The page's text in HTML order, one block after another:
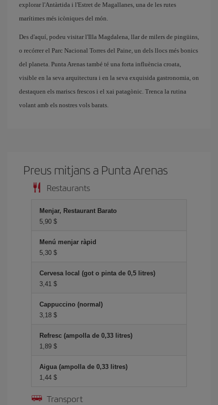
explorar l'Antàrtida i l'Estret de Magallanes, una de les rutes
marítimes més icòniques del món.
Des d'aquí, podeu visitar l'Illa Magdalena, llar de milers de pingüins,
o recórrer el Parc Nacional Torres del Paine, un dels llocs més bonics
del planeta. Punta Arenas també té una forta influència croata,
visible en la seva arquitectura i en la seva exquisida gastronomia, on
destaquen els mariscs frescos i el xai patagònic. Trenca la rutina
volant amb els nostres vols barats.
Preus mitjans a Punta Arenas
Restaurants
Menjar, Restaurant Barato
5,90 $
Menú menjar ràpid
5,30 $
Cervesa local (got o pinta de 0,5 litres)
3,41 $
Cappuccino (normal)
3,18 $
Refresc (ampolla de 0,33 litres)
1,89 $
Aigua (ampolla de 0,33 litres)
1,44 $
Transport